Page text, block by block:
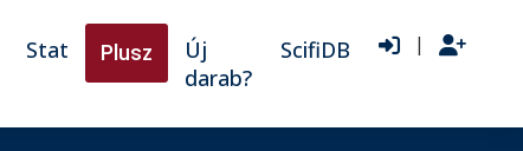
Stat Plusz
Új
darab?
ScifiDB |